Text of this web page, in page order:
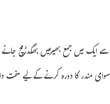
میں جمع بھیڑمیں بھگدڑمچ
مندر کا دورہ کرنے کے لیے